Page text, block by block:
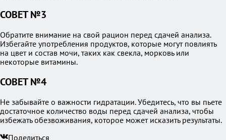
СОВЕТ №3
Обратите внимание на свой рацион перед сдачей анализа.
Избегайте употребления продуктов, которые могут повлиять
на цвет и состав мочи, таких как свекла, морковь или
некоторые витамины.
СОВЕТ №4
Не забывайте о важности гидратации. Убедитесь, что вы пьете
достаточное количество воды перед сдачей анализа, чтобы
избежать обезвоживания, которое может исказить результаты.
Поделиться